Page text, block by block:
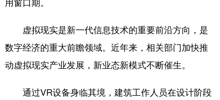
北京
辽宁 吉林 上海 江苏
浙江 安徽 福建 江西
山东 河南 湖北 湖南
广东 广西 海南 重庆
虚拟现实是新一代信息技术的重要前沿方向，是
数字经济的重大前瞻领域。近年来，相关部门加快推
动虚拟现实产业发展，新业态新模式不断催生。
通过VR设备身临其境，建筑工作人员在设计阶段